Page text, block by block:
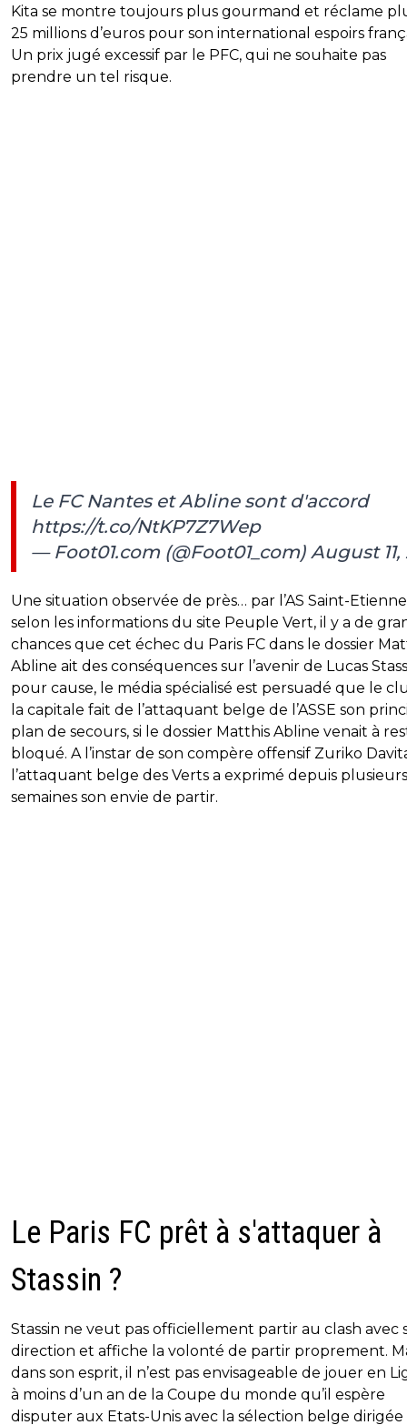
Kita se montre toujours plus gourmand et réclame
25 millions d’euros pour son international espoirs
Un prix jugé excessif par le PFC, qui ne souhaite pas
prendre un tel risque.
Le FC Nantes et Abline sont d'accord
https://t.co/NtKP7Z7Wep
— Foot01.com (@Foot01_com) August 11,
Une situation observée de près… par l’AS Saint-
selon les informations du site Peuple Vert, il y a de
chances que cet échec du Paris FC dans le dossier
Abline ait des conséquences sur l’avenir de Lucas
pour cause, le média spécialisé est persuadé que le
la capitale fait de l’attaquant belge de l’ASSE son
plan de secours, si le dossier Matthis Abline venait à
bloqué. A l’instar de son compère offensif Zuriko
l’attaquant belge des Verts a exprimé depuis plusieurs
semaines son envie de partir.
Le Paris FC prêt à s'attaquer à
Stassin ?
Stassin ne veut pas officiellement partir au clash avec
direction et affiche la volonté de partir proprement.
dans son esprit, il n’est pas envisageable de jouer en
à moins d’un an de la Coupe du monde qu’il espère
disputer aux Etats-Unis avec la sélection belge dirigée